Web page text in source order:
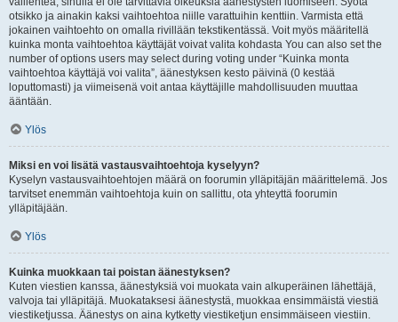
otsikko ja ainakin kaksi vaihtoehtoa niille varattuihin kenttiin. Varmista että
jokainen vaihtoehto on omalla rivillään tekstikentässä. Voit myös määritellä
kuinka monta vaihtoehtoa käyttäjät voivat valita kohdasta You can also set the
number of options users may select during voting under “Kuinka monta
vaihtoehtoa käyttäjä voi valita”, äänestyksen kesto päivinä (0 kestää
loputtomasti) ja viimeisenä voit antaa käyttäjille mahdollisuuden muuttaa
ääntään.
Ylös
Miksi en voi lisätä vastausvaihtoehtoja kyselyyn?
Kyselyn vastausvaihtoehtojen määrä on foorumin ylläpitäjän määrittelemä. Jos
tarvitset enemmän vaihtoehtoja kuin on sallittu, ota yhteyttä foorumin
ylläpitäjään.
Ylös
Kuinka muokkaan tai poistan äänestyksen?
Kuten viestien kanssa, äänestyksiä voi muokata vain alkuperäinen lähettäjä,
valvoja tai ylläpitäjä. Muokataksesi äänestystä, muokkaa ensimmäistä viestiä
viestiketjussa. Äänestys on aina kytketty viestiketjun ensimmäiseen viestiin.